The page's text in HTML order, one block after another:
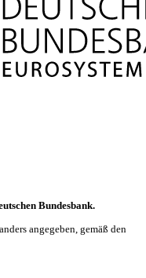
Bundesbank.
angegeben, gemäß den